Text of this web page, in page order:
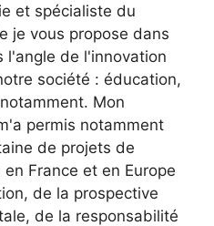
et spécialiste du
je vous propose dans
l'angle de l'innovation
société : éducation,
Mon
permis notamment
de projets de
France et en Europe
de la prospective
de la responsabilité